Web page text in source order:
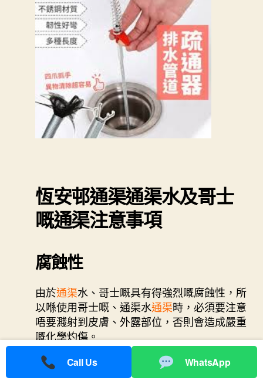
恆安邨通渠通渠水及哥士
嘅通渠注意事項
腐蝕性
由於通渠水、哥士嘅具有得強烈嘅腐蝕性，所
以喺使用哥士嘅、通渠水通渠時，必須要注意
唔要濺射到皮膚、外露部位，否則會造成嚴重
嘅化學灼傷。
注意通風
Call Us WhatsApp